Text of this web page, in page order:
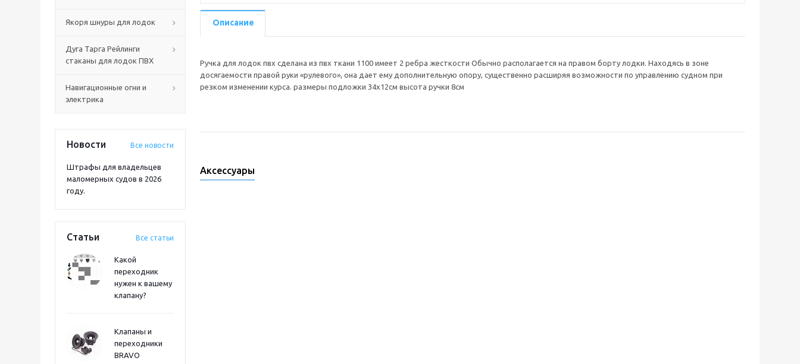
Якоря шнуры для лодок
Дуга Тарга Рейлинги
стаканы для лодок ПВХ
Навигационные огни и
электрика
Новости Все новости
Штрафы для владельцев
маломерных судов в 2026
году.
Статьи Все статьи
Какой
переходник
нужен к вашему
клапану?
Клапаны и
переходники
BRAVO
Описание
Ручка для лодок пвх сделана из пвх ткани 1100 имеет 2 ребра жесткости Обычно располагается на правом борту лодки. Находясь в зоне
досягаемости правой руки «рулевого», она дает ему дополнительную опору, существенно расширяя возможности по управлению судном при
резком изменении курса. размеры подложки 34х12см высота ручки 8см
Аксессуары